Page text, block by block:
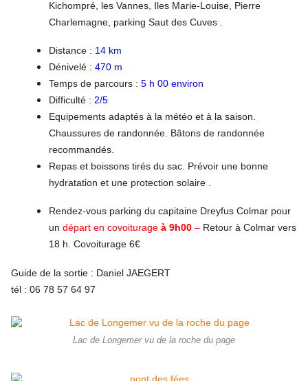
Kichompré, les Vannes, Iles Marie-Louise, Pierre
Charlemagne, parking Saut des Cuves .
Distance : 14 km
Dénivelé : 470 m
Temps de parcours : 5 h 00 environ
Difficulté : 2/5
Equipements adaptés à la météo et à la saison.
Chaussures de randonnée. Bâtons de randonnée
recommandés.
Repas et boissons tirés du sac. Prévoir une bonne
hydratation et une protection solaire .
Rendez-vous parking du capitaine Dreyfus Colmar pour
un départ en covoiturage à 9h00 – Retour à Colmar vers
18 h. Covoiturage 6€
Guide de la sortie : Daniel JAEGERT
tél : 06 78 57 64 97
Lac de Longemer vu de la roche du page